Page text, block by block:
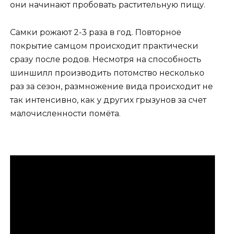
они начинают пробовать растительную пищу.
Самки рожают 2-3 раза в год. Повторное
покрытие самцом происходит практически
сразу после родов. Несмотря на способность
шиншилл производить потомство несколько
раз за сезон, размножение вида происходит не
так интенсивно, как у других грызунов за счет
малочисленности помёта.